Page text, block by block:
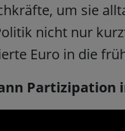
um sie
nicht nur
Euro in die
Partizipation